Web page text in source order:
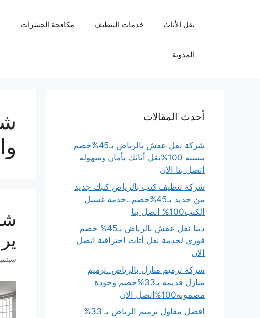
نقل الأثاث خدمات التنظيف مكافحة الحشرات
المدونة
سبتمبر 2,
أحدث المقالات
شركة نقل عفش بالرياض بـ45%خصم
بنسبة 100%نقل أثاثك بأمان وسهولة
اتصل بنا الان
شركة تنظيف كنب بالرياض كنبك جديد
من جديد بـ45%خصم..خدمة غسيل
الكنب100% اتصل بنا
دينا نقل عفش بالرياض بـ45% خصم
فوري لخدمة نقل أثاث احترافية اتصل
الان
شركة ترميم منازل بالرياض..ترميم
منازل قديمة بـ33%خصم وجودة
مضمونة100%اتصل الان
افضل مقاول ترميم الرياض بـ 33%